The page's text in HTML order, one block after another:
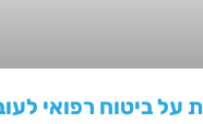
ביטוח רפואי